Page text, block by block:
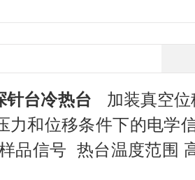
针台冷热台 加装真空位
力和位移条件下的电学
品信号 热台温度范围